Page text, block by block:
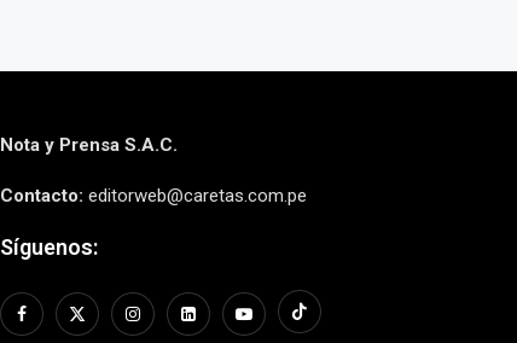
Nota y Prensa S.A.C.
Contacto: editorweb@caretas.com.pe
Síguenos: